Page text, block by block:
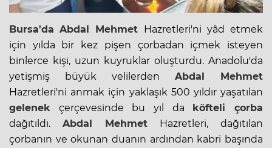
Bursa'da Abdal Mehmet Hazretleri'ni yâd etmek
için yılda bir kez pişen çorbadan içmek isteyen
binlerce kişi, uzun kuyruklar oluşturdu. Anadolu'da
yetişmiş büyük velilerden Abdal Mehmet
Hazretleri'ni anmak için yaklaşık 500 yıldır yaşatılan
gelenek çerçevesinde bu yıl da köfteli çorba
dağıtıldı. Abdal Mehmet Hazretleri, dağıtılan
çorbanın ve okunan duanın ardından kabri başında